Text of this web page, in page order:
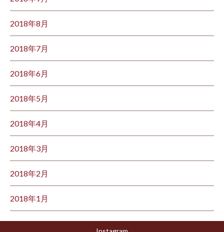
2018年8月
2018年7月
2018年6月
2018年5月
2018年4月
2018年3月
2018年2月
2018年1月